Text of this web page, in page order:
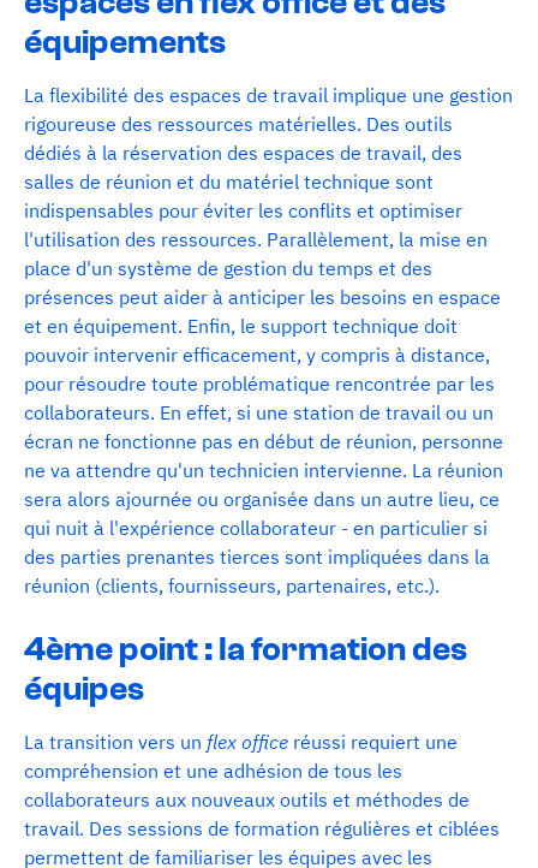
équipements
La flexibilité des espaces de travail implique une gestion
rigoureuse des ressources matérielles. Des outils
dédiés à la réservation des espaces de travail, des
salles de réunion et du matériel technique sont
indispensables pour éviter les conflits et optimiser
l'utilisation des ressources. Parallèlement, la mise en
place d'un système de gestion du temps et des
présences peut aider à anticiper les besoins en espace
et en équipement. Enfin, le support technique doit
pouvoir intervenir efficacement, y compris à distance,
pour résoudre toute problématique rencontrée par les
collaborateurs. En effet, si une station de travail ou un
écran ne fonctionne pas en début de réunion, personne
ne va attendre qu'un technicien intervienne. La réunion
sera alors ajournée ou organisée dans un autre lieu, ce
qui nuit à l'expérience collaborateur - en particulier si
des parties prenantes tierces sont impliquées dans la
réunion (clients, fournisseurs, partenaires, etc.).
4ème point : la formation des
équipes
La transition vers un flex office réussi requiert une
compréhension et une adhésion de tous les
collaborateurs aux nouveaux outils et méthodes de
travail. Des sessions de formation régulières et ciblées
permettent de familiariser les équipes avec les